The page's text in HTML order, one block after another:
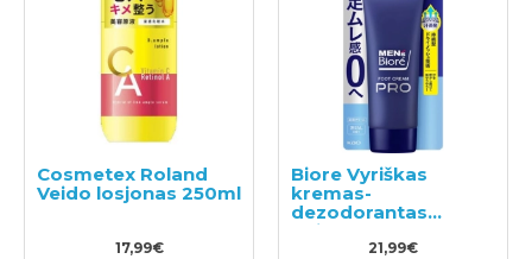
Cosmetex Roland
Veido losjonas 250ml
17,99€
Biore Vyriškas
kremas-
dezodorantas
kojoms 70g
21,99€